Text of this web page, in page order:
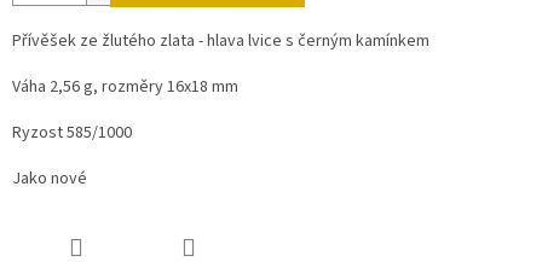
Přívěšek ze žlutého zlata - hlava lvice s černým kamínkem
Váha 2,56 g, rozměry 16x18 mm
Ryzost 585/1000
Jako nové